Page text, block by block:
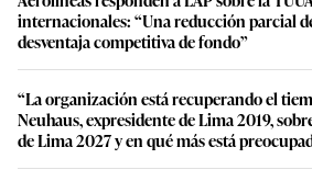
internacionales: “Una reducción parcial
desventaja competitiva de fondo”
“La organización está recuperando el
Neuhaus, expresidente de Lima 2019,
de Lima 2027 y en qué más está